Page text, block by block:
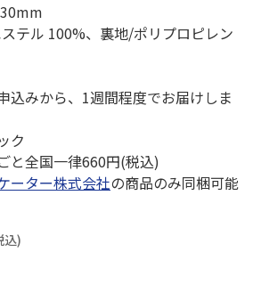
テル 100%、裏地/ポリプロピレン
みから、1週間程度でお届けしま
ク
と全国一律660円(税込)
ーター株式会社の商品のみ同梱可能
込)